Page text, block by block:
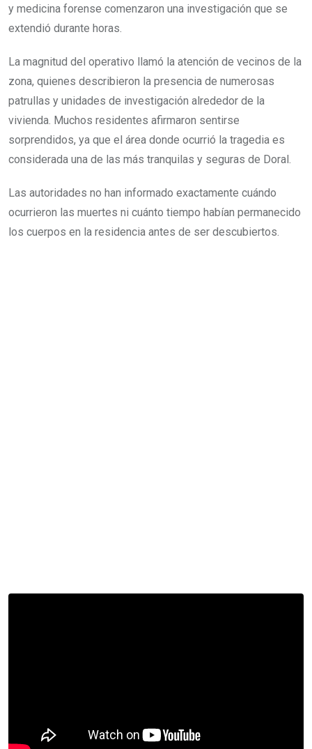
y medicina forense comenzaron una investigación que se
extendió durante horas.
La magnitud del operativo llamó la atención de vecinos de la
zona, quienes describieron la presencia de numerosas
patrullas y unidades de investigación alrededor de la
vivienda. Muchos residentes afirmaron sentirse
sorprendidos, ya que el área donde ocurrió la tragedia es
considerada una de las más tranquilas y seguras de Doral.
Las autoridades no han informado exactamente cuándo
ocurrieron las muertes ni cuánto tiempo habían permanecido
los cuerpos en la residencia antes de ser descubiertos.